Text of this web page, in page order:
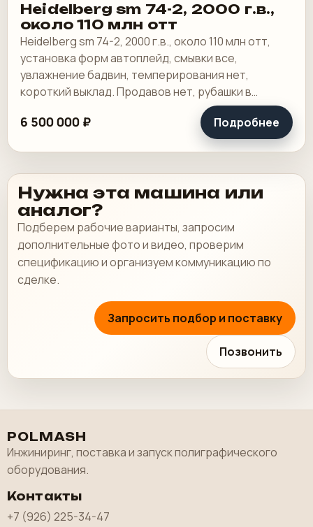
Heidelberg sm 74-2, 2000 г.в.,
около 110 млн отт
Heidelberg sm 74-2, 2000 г.в., около 110 млн отт,
установка форм автоплейд, смывки все,
увлажнение бадвин, темперирования нет,
короткий выклад. Продавов нет, рубашки в
хорошем состоянии, таскалки и цепи в хорошем.
6 500 000 ₽ Подробнее
Нужна эта машина или
аналог?
Подберем рабочие варианты, запросим
дополнительные фото и видео, проверим
спецификацию и организуем коммуникацию по
сделке.
Запросить подбор и поставку
Позвонить
POLMASH
Инжиниринг, поставка и запуск полиграфического
оборудования.
Контакты
+7 (926) 225-34-47